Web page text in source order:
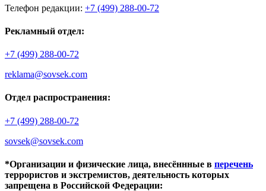
Телефон редакции: +7 (499) 288-00-72
Рекламный отдел:
+7 (499) 288-00-72
reklama@sovsek.com
Отдел распространения:
+7 (499) 288-00-72
sovsek@sovsek.com
*Организации и физические лица, внесённные в перечень
террористов и экстремистов, деятельность которых
запрещена в Российской Федерации: